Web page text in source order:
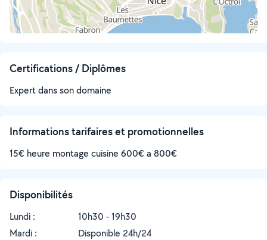
Certifications / Diplômes
Expert dans son domaine
Informations tarifaires et promotionnelles
15€ heure montage cuisine 600€ a 800€
Disponibilités
Lundi :
10h30 - 19h30
Mardi :
Disponible 24h/24